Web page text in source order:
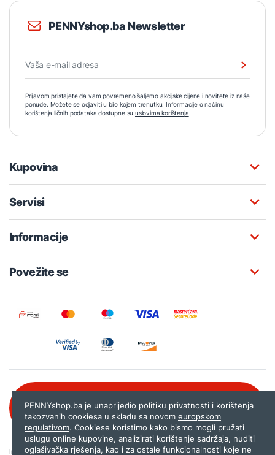
PENNYshop.ba Newsletter
Prijavom pristajete da vam povremeno šaljemo akcijske cijene i novitete iz naše
ponude. Možete se odjaviti u bilo kojem trenutku. Informacije o načinu
korištenja ličnih podataka dostupne su uslovima korištenja.
Kupovina
Servisi
Informacije
Povežite se
080 020 261
Internet trgovina PENNYshop.ba nastoji objavljivati samo provjerene i pravilne
PENNYshop.ba je unaprijedio politiku privatnosti i korištenja
takozvanih cookiesa u skladu sa novom europskom
regulativom. Cookiese koristimo kako bismo mogli pružati
uslugu online kupovine, analizirati korištenje sadržaja, nuditi
oglašivačka rješenja, kao i za ostale funkcionalnosti koje ne